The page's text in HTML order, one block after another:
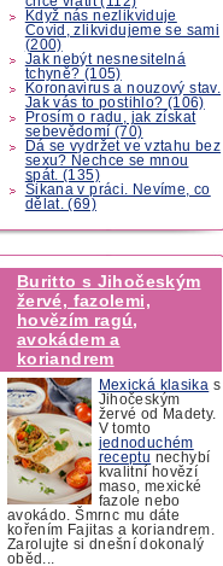
Když nás nezlikviduje
Covid, zlikvidujeme se sami
(200)
Jak nebýt nesnesitelná
tchyně? (105)
Koronavirus a nouzový stav.
Jak vás to postihlo? (106)
Prosím o radu, jak získat
sebevědomí (70)
Dá se vydržet ve vztahu bez
sexu? Nechce se mnou
spát. (135)
Šikana v práci. Nevíme, co
dělat. (69)
Buritto s Jihočeským
žervé, fazolemi,
hovězím ragú,
avokádem a
koriandrem
Mexická klasika s
Jihočeským
žervé od Madety.
V tomto
jednoduchém
receptu nechybí
kvalitní hovězí
maso, mexické
fazole nebo
avokádo. Šmrnc mu dáte
kořením Fajitas a koriandrem.
Zarolujte si dnešní dokonalý
oběd...